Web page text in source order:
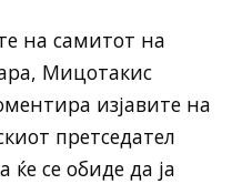
на самитот на
Мицотакис
изјавите на
претседател
се обиде да ја